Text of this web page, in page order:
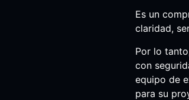
Es un
claridad,
Por lo
con
equipo de
para su